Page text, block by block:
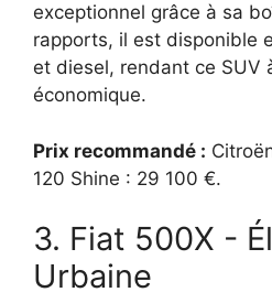
exceptionnel grâce à sa
rapports, il est disponible
et diesel, rendant ce SUV
économique.
Prix recommandé :
120 Shine : 29 100 €.
3. Fiat 500X -
Urbaine